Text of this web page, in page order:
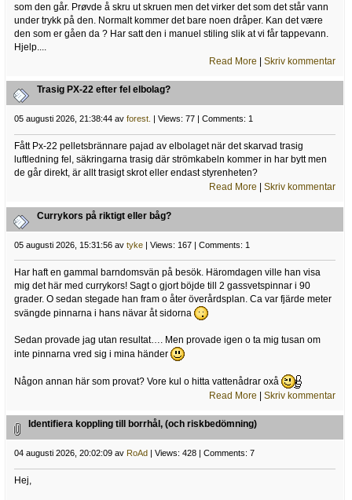
som den går. Prøvde å skru ut skruen men det virker det som det står vann
under trykk på den. Normalt kommer det bare noen dråper. Kan det være
den som er gåen da ? Har satt den i manuel stiling slik at vi får tappevann.
Hjelp....
Read More |Skriv kommentar
Trasig PX-22 efter fel elbolag?
05 augusti 2026, 21:38:44 av forest. | Views: 77 | Comments: 1
Fått Px-22 pelletsbrännare pajad av elbolaget när det skarvad trasig
luftledning fel, säkringarna trasig där strömkabeln kommer in har bytt men
de går direkt, är allt trasigt skrot eller endast styrenheten?
Read More |Skriv kommentar
Currykors på riktigt eller båg?
05 augusti 2026, 15:31:56 av tyke| Views: 167 | Comments: 1
Har haft en gammal barndomsvän på besök. Häromdagen ville han visa
mig det här med currykors! Sagt o gjort böjde till 2 gassvetspinnar i 90
grader. O sedan stegade han fram o åter överårdsplan. Ca var fjärde meter
svängde pinnarna i hans nävar åt sidorna
Sedan provade jag utan resultat…. Men provade igen o ta mig tusan om
inte pinnarna vred sig i mina händer
Någon annan här som provat? Vore kul o hitta vattenådrar oxå
Read More |Skriv kommentar
Identifiera koppling till borrhål, (och riskbedömning)
04 augusti 2026, 20:02:09 av RoAd| Views: 428 | Comments: 7
Hej,